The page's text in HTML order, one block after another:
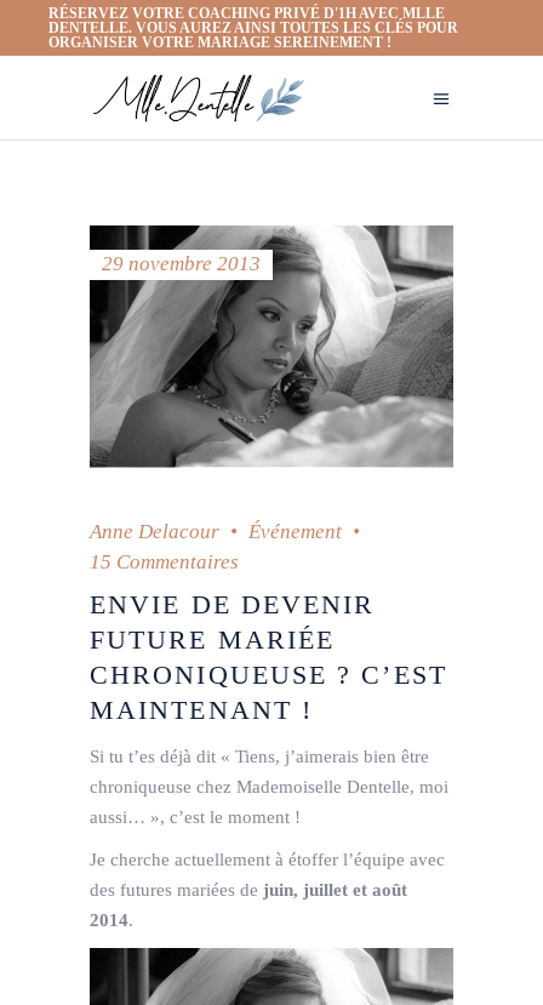
RÉSERVEZ VOTRE COACHING PRIVÉ D'1H AVEC MLLE
DENTELLE. VOUS AUREZ AINSI TOUTES LES CLÉS POUR
ORGANISER VOTRE MARIAGE SEREINEMENT !
29 novembre 2013
Anne Delacour
Événement
15 Commentaires
ENVIE DE DEVENIR
FUTURE MARIÉE
CHRONIQUEUSE ? C’EST
MAINTENANT !
Si tu t’es déjà dit « Tiens, j’aimerais bien être
chroniqueuse chez Mademoiselle Dentelle, moi
aussi… », c’est le moment !
Je cherche actuellement à étoffer l’équipe avec
des futures mariées de juin, juillet et août
2014.